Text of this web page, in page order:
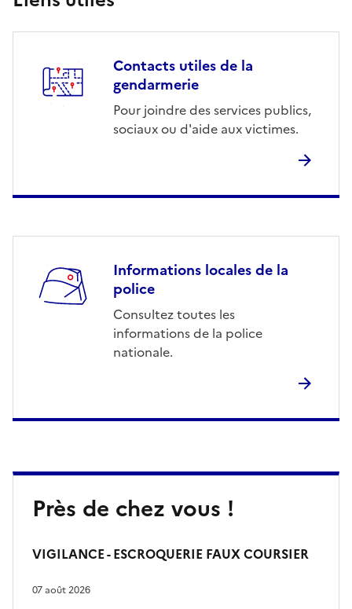
Contacts utiles de la
gendarmerie
Pour joindre des services publics,
sociaux ou d'aide aux victimes.
Informations locales de la
police
Consultez toutes les
informations de la police
nationale.
Près de chez vous !
VIGILANCE - ESCROQUERIE FAUX COURSIER
07 août 2026